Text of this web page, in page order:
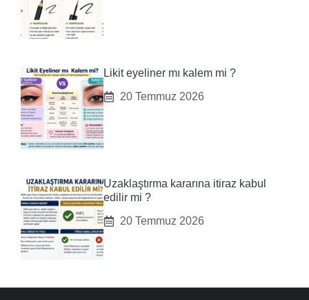
Likit eyeliner mı kalem mi ?
20 Temmuz 2026
Uzaklaştırma kararına itiraz kabul
edilir mi ?
20 Temmuz 2026